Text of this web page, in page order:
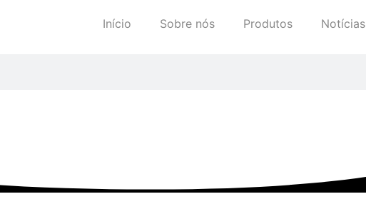
Início Sobre nós Produtos Notícias